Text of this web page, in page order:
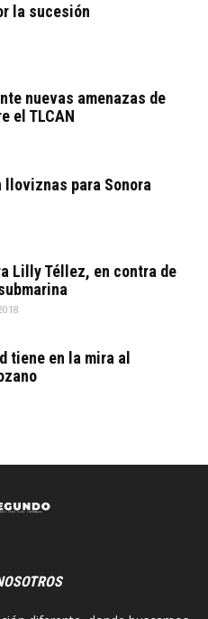
la sucesión
nuevas amenazas de
el TLCAN
lloviznas para Sonora
Lilly Téllez, en contra de
tiene en la mira al